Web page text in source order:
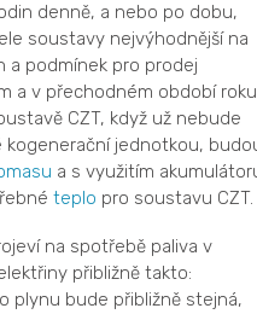
denně, a nebo po dobu,
soustavy nejvýhodnější na
a podmínek pro prodej
a v přechodném období
CZT, když už nebude
kogenerační jednotkou,
a s využitím
teplo pro soustavu CZT.
na spotřebě paliva v
přibližně takto:
plynu bude přibližně stejná,